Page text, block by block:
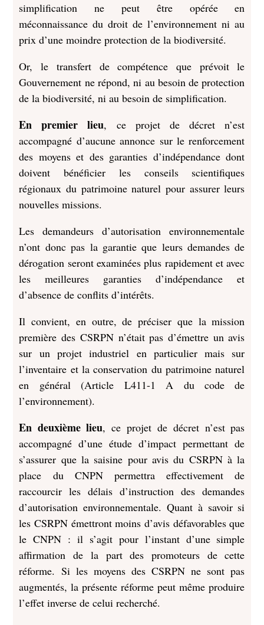
simplification ne peut être opérée en
méconnaissance du droit de l’environnement ni au
prix d’une moindre protection de la biodiversité.
Or, le transfert de compétence que prévoit le
Gouvernement ne répond, ni au besoin de protection
de la biodiversité, ni au besoin de simplification.
En premier lieu, ce projet de décret n’est
accompagné d’aucune annonce sur le renforcement
des moyens et des garanties d’indépendance dont
doivent bénéficier les conseils scientifiques
régionaux du patrimoine naturel pour assurer leurs
nouvelles missions.
Les demandeurs d’autorisation environnementale
n’ont donc pas la garantie que leurs demandes de
dérogation seront examinées plus rapidement et avec
les meilleures garanties d’indépendance et
d’absence de conflits d’intérêts.
Il convient, en outre, de préciser que la mission
première des CSRPN n’était pas d’émettre un avis
sur un projet industriel en particulier mais sur
l’inventaire et la conservation du patrimoine naturel
en général (Article L411-1 A du code de
l’environnement).
En deuxième lieu, ce projet de décret n’est pas
accompagné d’une étude d’impact permettant de
s’assurer que la saisine pour avis du CSRPN à la
place du CNPN permettra effectivement de
raccourcir les délais d’instruction des demandes
d’autorisation environnementale. Quant à savoir si
les CSRPN émettront moins d’avis défavorables que
le CNPN : il s’agit pour l’instant d’une simple
affirmation de la part des promoteurs de cette
réforme. Si les moyens des CSRPN ne sont pas
augmentés, la présente réforme peut même produire
l’effet inverse de celui recherché.